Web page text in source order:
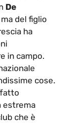
De
del figlio
ha
in campo.
cose.
estrema
che è